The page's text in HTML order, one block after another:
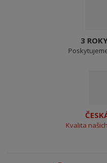
3
Kvalita